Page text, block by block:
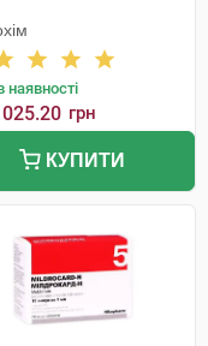
наявності
грн
КУПИТИ